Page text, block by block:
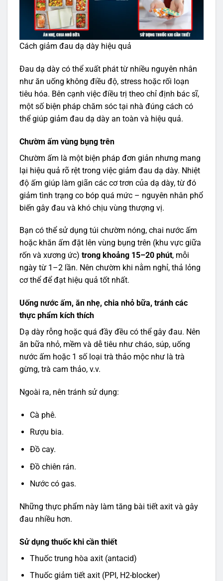
Cách giảm đau dạ dày hiệu quả
Đau dạ dày có thể xuất phát từ nhiều nguyên nhân
như ăn uống không điều độ, stress hoặc rối loạn
tiêu hóa. Bên cạnh việc điều trị theo chỉ định bác sĩ,
một số biện pháp chăm sóc tại nhà đúng cách có
thể giúp giảm đau dạ dày an toàn và hiệu quả.
Chườm ấm vùng bụng trên
Chườm ấm là một biện pháp đơn giản nhưng mang
lại hiệu quả rõ rệt trong việc giảm đau dạ dày. Nhiệt
độ ấm giúp làm giãn các cơ trơn của dạ dày, từ đó
giảm tình trạng co bóp quá mức – nguyên nhân phổ
biến gây đau và khó chịu vùng thượng vị.
Bạn có thể sử dụng túi chườm nóng, chai nước ấm
hoặc khăn ấm đặt lên vùng bụng trên (khu vực giữa
rốn và xương ức) trong khoảng 15–20 phút, mỗi
ngày từ 1–2 lần. Nên chườm khi nằm nghỉ, thả lỏng
cơ thể để đạt hiệu quả tốt nhất.
Uống nước ấm, ăn nhẹ, chia nhỏ bữa, tránh các
thực phẩm kích thích
Dạ dày rỗng hoặc quá đầy đều có thể gây đau. Nên
ăn bữa nhỏ, mềm và dễ tiêu như cháo, súp, uống
nước ấm hoặc 1 số loại trà thảo mộc như là trà
gừng, trà cam thảo, v.v.
Ngoài ra, nên tránh sử dụng:
Cà phê.
Rượu bia.
Đồ cay.
Đồ chiên rán.
Nước có gas.
Những thực phẩm này làm tăng bài tiết axit và gây
đau nhiều hơn.
Sử dụng thuốc khi cần thiết
Thuốc trung hòa axit (antacid)
Thuốc giảm tiết axit (PPI, H2-blocker)